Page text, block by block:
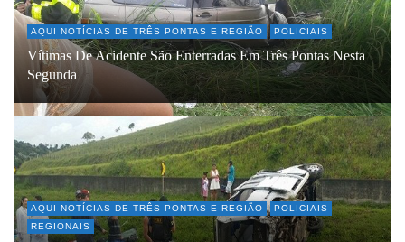
AQUI NOTÍCIAS DE TRÊS PONTAS E REGIÃO POLICIAIS
Vítimas De Acidente São Enterradas Em Três Pontas Nesta
Segunda
AQUI NOTÍCIAS DE TRÊS PONTAS E REGIÃO
POLICIAIS
REGIONAIS